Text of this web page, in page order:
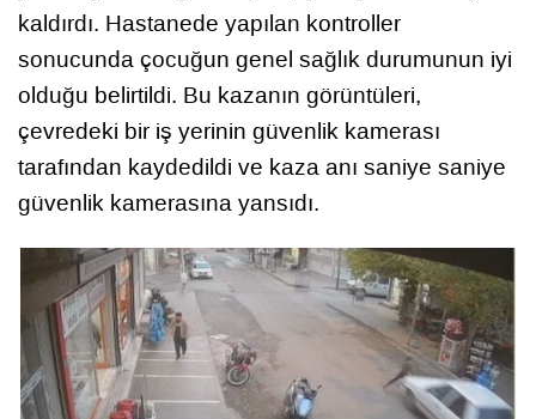
kaldırdı. Hastanede yapılan kontroller
sonucunda çocuğun genel sağlık durumunun iyi
olduğu belirtildi. Bu kazanın görüntüleri,
çevredeki bir iş yerinin güvenlik kamerası
tarafından kaydedildi ve kaza anı saniye saniye
güvenlik kamerasına yansıdı.